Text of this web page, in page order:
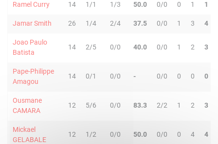
Ramel Curry 14 1/1 1/3 50.0 0/0 0 1 1
Jamar Smith 26 1/4 2/4 37.5 0/0 1 3 4
Joao Paulo
Batista
14 2/5 0/0 40.0 0/0 1 2 3
Pape-Philippe
Amagou
14 0/1 0/0 - 0/0 0 0 0
Ousmane
CAMARA
12 5/6 0/0 83.3 2/2 1 2 3
Mickael
GELABALE
12 1/2 0/0 50.0 0/0 0 4 4